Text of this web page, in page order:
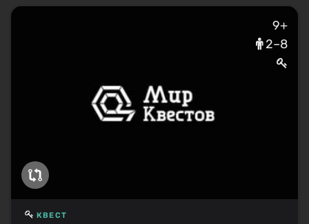
9+
2–8
КВЕСТ